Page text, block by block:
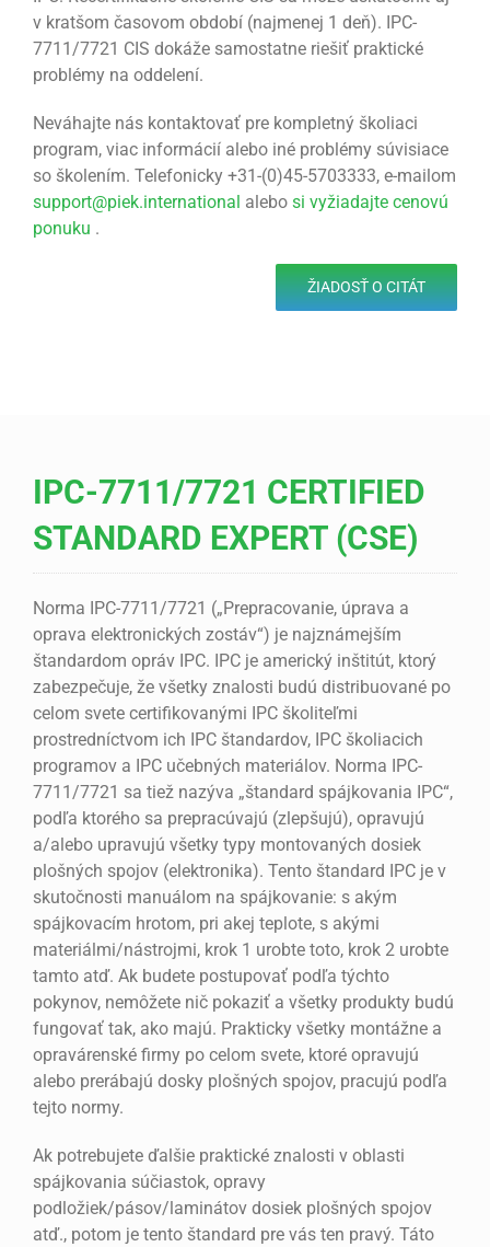
v kratšom časovom období (najmenej 1 deň). IPC-
7711/7721 CIS dokáže samostatne riešiť praktické
problémy na oddelení.
Neváhajte nás kontaktovať pre kompletný školiaci
program, viac informácií alebo iné problémy súvisiace
so školením. Telefonicky +31-(0)45-5703333, e-mailom
support@piek.international alebo si vyžiadajte cenovú
ponuku .
ŽIADOSŤ O CITÁT
IPC-7711/7721 CERTIFIED
STANDARD EXPERT (CSE)
Norma IPC-7711/7721 („Prepracovanie, úprava a
oprava elektronických zostáv“) je najznámejším
štandardom opráv IPC. IPC je americký inštitút, ktorý
zabezpečuje, že všetky znalosti budú distribuované po
celom svete certifikovanými IPC školiteľmi
prostredníctvom ich IPC štandardov, IPC školiacich
programov a IPC učebných materiálov. Norma IPC-
7711/7721 sa tiež nazýva „štandard spájkovania IPC“,
podľa ktorého sa prepracúvajú (zlepšujú), opravujú
a/alebo upravujú všetky typy montovaných dosiek
plošných spojov (elektronika). Tento štandard IPC je v
skutočnosti manuálom na spájkovanie: s akým
spájkovacím hrotom, pri akej teplote, s akými
materiálmi/nástrojmi, krok 1 urobte toto, krok 2 urobte
tamto atď. Ak budete postupovať podľa týchto
pokynov, nemôžete nič pokaziť a všetky produkty budú
fungovať tak, ako majú. Prakticky všetky montážne a
opravárenské firmy po celom svete, ktoré opravujú
alebo prerábajú dosky plošných spojov, pracujú podľa
tejto normy.
Ak potrebujete ďalšie praktické znalosti v oblasti
spájkovania súčiastok, opravy
podložiek/pásov/laminátov dosiek plošných spojov
atď., potom je tento štandard pre vás ten pravý. Táto